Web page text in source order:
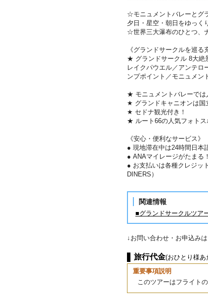
☆モニュメントバレーとグ
夕日・星空・朝日をゆっく
☆世界三大瀑布のひとつ、
《グランドサークルを巡る
★ グランドサークル 8大絶
レイクパウエル／アンテロ
ンプポイント／モニュメン
★ モニュメントバレーでは
★ グランドキャニオンは国
★ セドナ観光付き！
★ ルート66の人気フォトス
《安心・便利なサービス》
● 現地滞在中は24時間日本
● ANAマイレージがたまる！
● お支払いは各種クレジッ
DINERS）
関連情報
■グランドサークルツア
↓お問い合わせ・お申込み
旅行代金(おひとり様あ
重要事項説明
このツアーはフライト